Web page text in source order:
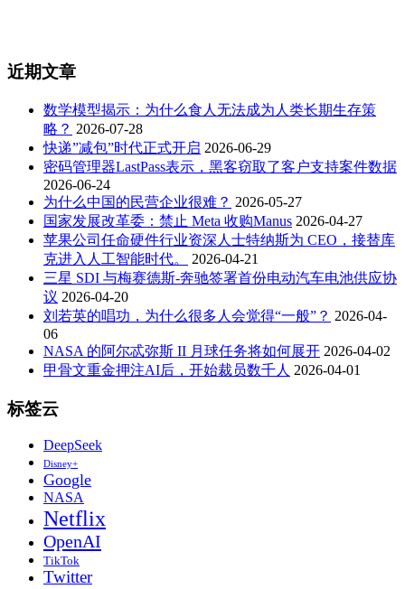
近期文章
数学模型揭示：为什么食人无法成为人类长期生存策
略？ 2026-07-28
快递”减包”时代正式开启 2026-06-29
密码管理器LastPass表示，黑客窃取了客户支持案件数据
2026-06-24
为什么中国的民营企业很难？ 2026-05-27
国家发展改革委：禁止 Meta 收购Manus 2026-04-27
苹果公司任命硬件行业资深人士特纳斯为 CEO，接替库
克进入人工智能时代。
2026-04-21
三星 SDI 与梅赛德斯-奔驰签署首份电动汽车电池供应协
议 2026-04-20
刘若英的唱功，为什么很多人会觉得“一般”？ 2026-04-
06
NASA 的阿尔忒弥斯 II 月球任务将如何展开 2026-04-02
甲骨文重金押注AI后，开始裁员数千人 2026-04-01
标签云
DeepSeek
Disney+
Google
NASA
Netflix
OpenAI
TikTok
Twitter